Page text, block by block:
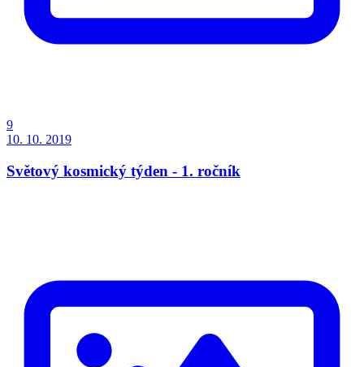
9
10. 10. 2019
Světový kosmický týden - 1. ročník